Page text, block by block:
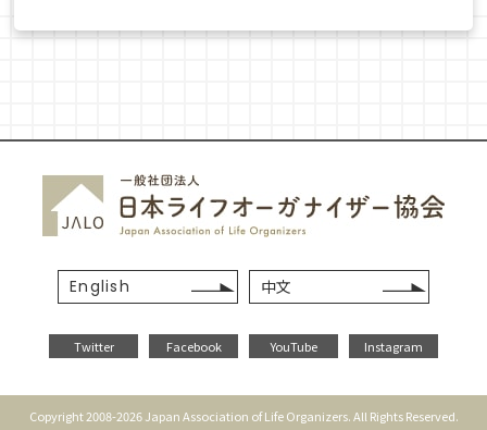
English 中文
Twitter Facebook YouTube Instagram
Copyright 2008-2026 Japan Association of Life Organizers. All Rights Reserved.